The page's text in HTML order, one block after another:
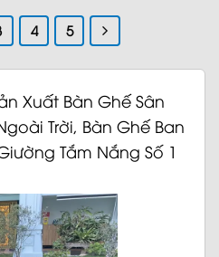
4 5
Xuất Bàn Ghế Sân
Trời, Bàn Ghế Ban
Tắm Nắng Số 1